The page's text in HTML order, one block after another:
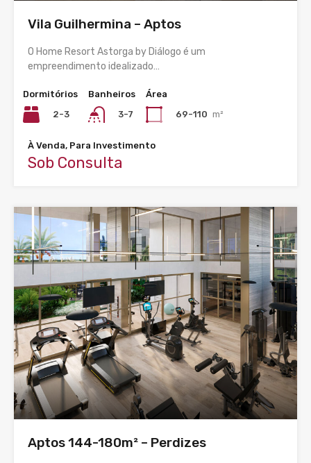
Vila Guilhermina – Aptos
O Home Resort Astorga by Diálogo é um
empreendimento idealizado…
Dormitórios
2-3
Banheiros
3-7
Área
69-110 m²
À Venda, Para Investimento
Sob Consulta
Aptos 144-180m² – Perdizes